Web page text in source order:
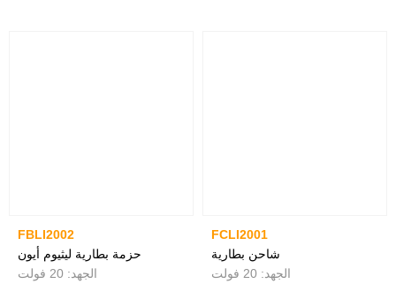
FBLI2002
حزمة بطارية ليثيوم أيون
الجهد: 20 فولت
FCLI2001
شاحن بطارية
الجهد: 20 فولت